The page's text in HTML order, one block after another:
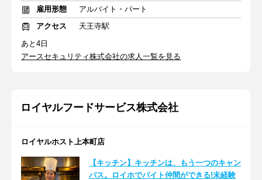
雇用形態
アルバイト・パート
アクセス
天王寺駅
あと4日
アースセキュリティ株式会社の求人一覧を見る
ロイヤルフードサービス株式会社
ロイヤルホスト上本町店
【キッチン】キッチンは、もう一つのキャン
パス。ロイホでバイト仲間ができる!未経験